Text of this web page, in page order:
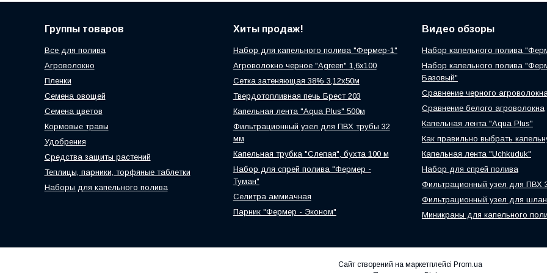
Группы товаров
Все для полива
Агроволокно
Пленки
Семена овощей
Семена цветов
Кормовые травы
Удобрения
Средства защиты растений
Теплицы, парники, торфяные таблетки
Наборы для капельного полива
Хиты продаж!
Набор для капельного полива "Фермер-1"
Агроволокно черное "Agreen" 1,6х100
Сетка затеняющая 38% 3,12х50м
Твердотопливная печь Брест 203
Капельная лента "Aqua Plus" 500м
Фильтрационный узел для ПВХ трубы 32
мм
Капельная трубка "Слепая", бухта 100 м
Набор для спрей полива "Фермер -
Туман"
Селитра аммиачная
Парник "Фермер - Эконом"
Видео обзоры
Набор капельного полива
Набор капельного полива
Базовый"
Сравнение черного
Сравнение белого агроволокна
Капельная лента "Aqua Plus"
Как правильно выбрать
Капельная лента "Uchkuduk"
Набор для спрей полива
Фильтрационный узел для ПВХ
Фильтрационный узел для
Миникраны для капельного
Сайт створений на маркетплейсі Prom.ua